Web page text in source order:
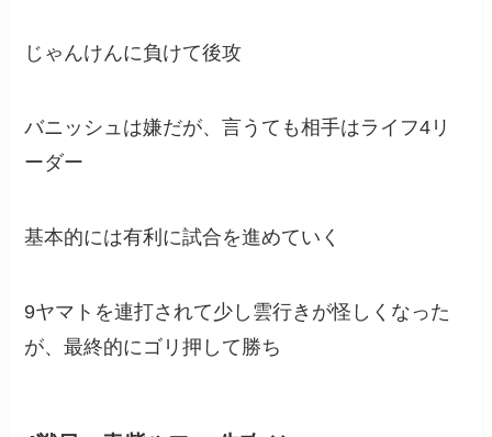
じゃんけんに負けて後攻
バニッシュは嫌だが、言うても相手はライフ4リ
ーダー
基本的には有利に試合を進めていく
9ヤマトを連打されて少し雲行きが怪しくなった
が、最終的にゴリ押して勝ち